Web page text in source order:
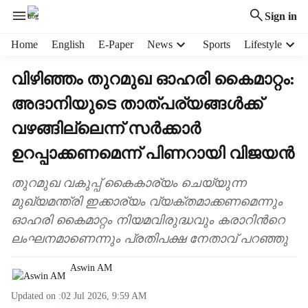
Sign in
Home English E-Paper News Sports Lifestyle
വിഴിഞ്ഞം തുറമുഖ ഓഹരി കൈമാറ്റം:
അദാനിയുടെ താത്പര‍്യങ്ങൾക്ക്
വഴങ്ങില്ലെന്ന് സർക്കാർ
ഉറപ്പാക്കണമെന്ന് പിണറായി വിജയൻ
തുറമുഖ വകുപ്പ് കൈകാര‍്യം ചെയ്യുന്ന
മുഖ‍്യമന്ത്രി ഇക്കാര‍്യം വ‍്യക്തമാക്കണമെന്നും
ഓഹരി കൈമാറ്റം നിയമവിരുദ്ധവും കരാറിന്‍റെ
ലംഘനമാണെന്നും പ്രതിപക്ഷ നേതാവ് പറഞ്ഞു
Aswin AM
Updated on :02 Jul 2026, 9:59 AM